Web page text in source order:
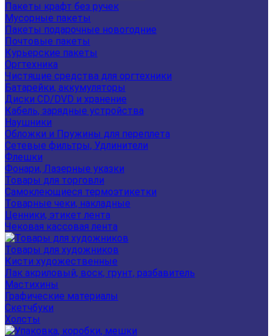
Пакеты крафт без ручек
Мусорные пакеты
Пакеты подарочные новогодние
Почтовые пакеты
Курьерские пакеты
Оргтехника
Чистящие средства для оргтехники
Батарейки, аккумуляторы
Диски CD/DVD и хранение
Кабель, зарядные устройства
Наушники
Обложки и Пружины для переплета
Сетевые фильтры, Удлинители
Флешки
Фонари, Лазерные указки
Товары для торговли
Самоклеющиеся термоэтикетки
Товарные чеки, накладные
Ценники, этикет лента
Чековая кассовая лента
Товары для художников
Кисти художественные
Лак акриловый, воск, грунт, разбавитель
Мастихины
Графические материалы
Скетчбуки
Холсты